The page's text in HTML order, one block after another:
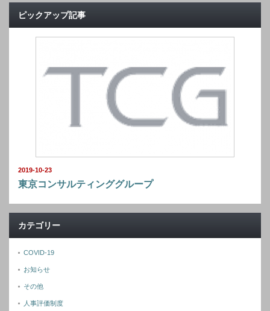
ピックアップ記事
2019-10-23
東京コンサルティンググループ
カテゴリー
COVID-19
お知らせ
その他
人事評価制度